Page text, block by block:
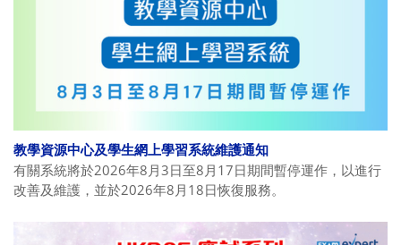
教學資源中心及學生網上學習系統維護通知
有關系統將於2026年8月3日至8月17日期間暫停運作，以進行
改善及維護，並於2026年8月18日恢復服務。